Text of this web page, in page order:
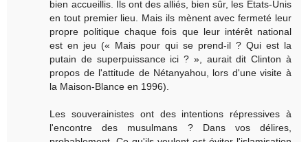
bien accueillis. Ils ont des alliés, bien sûr, les États-Unis
en tout premier lieu. Mais ils mènent avec fermeté leur
propre politique chaque fois que leur intérêt national
est en jeu (« Mais pour qui se prend-il ? Qui est la
putain de superpuissance ici ? », aurait dit Clinton à
propos de l'attitude de Nétanyahou, lors d'une visite à
la Maison-Blance en 1996).
Les souverainistes ont des intentions répressives à
l'encontre des musulmans ? Dans vos délires,